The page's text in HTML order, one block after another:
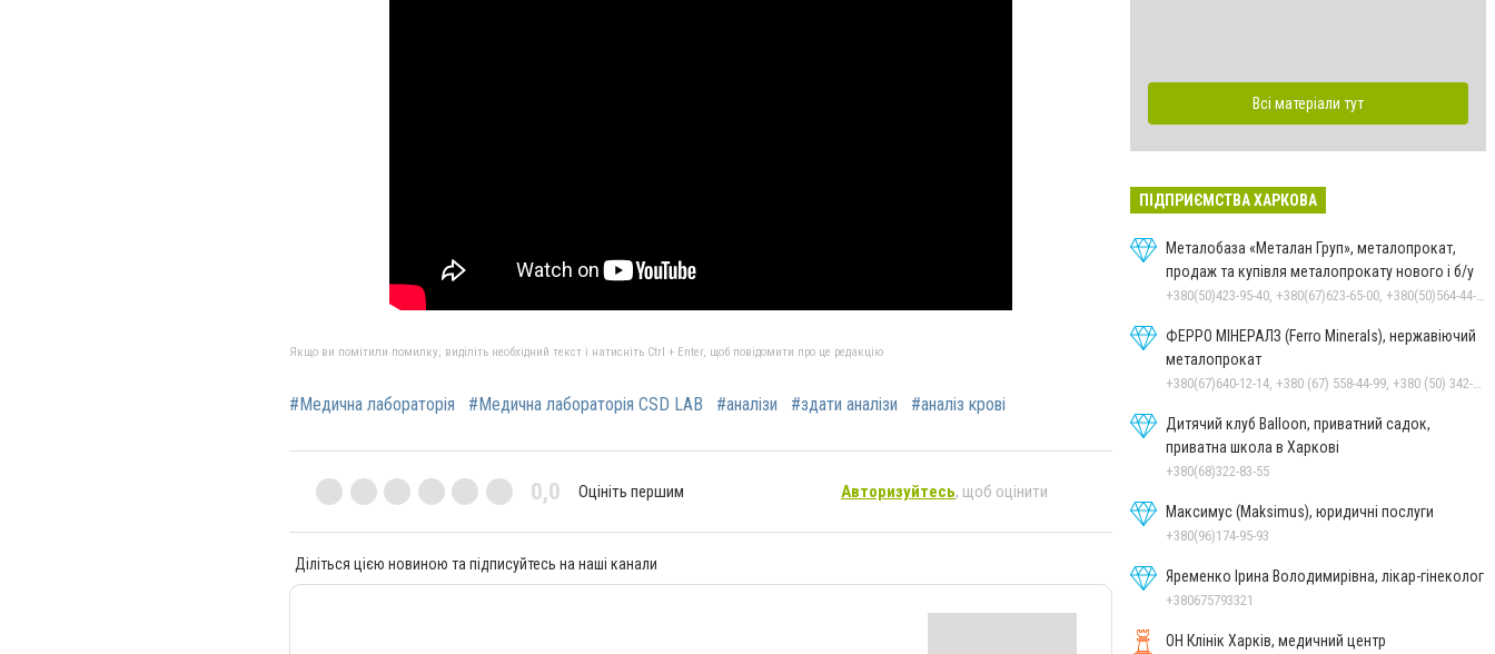
Якщо ви помітили помилку, виділіть необхідний текст і натисніть Ctrl + Enter, щоб повідомити про це редакцію
#Медична лабораторія #Медична лабораторія CSD LAB #аналізи #здати аналізи #аналіз крові
0,0 Оцініть першим Авторизуйтесь, щоб оцінити
Діліться цією новиною та підписуйтесь на наші канали
Всі матеріали тут
ПІДПРИЄМСТВА ХАРКОВА
Металобаза «Металан Груп», металопрокат,
продаж та купівля металопрокату нового і б/у
ФЕРРО МІНЕРАЛЗ (Ferro Minerals), нержавіючий
металопрокат
Дитячий клуб Balloon, приватний садок,
приватна школа в Харкові
+380(68)322-83-55
Максимус (Maksimus), юридичні послуги
+380(96)174-95-93
Яременко Ірина Володимирівна, лікар-гінеколог
+380675793321
ОН Клінік Харків, медичний центр